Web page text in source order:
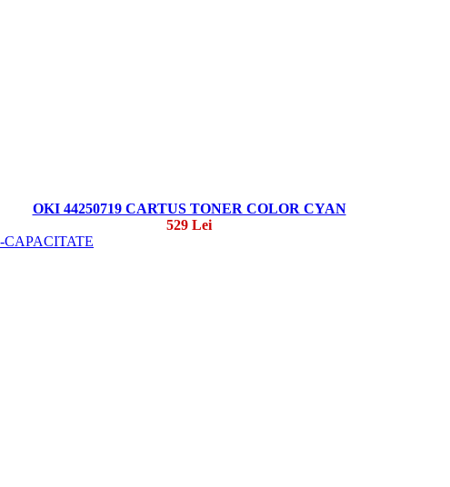
OKI 44250719 CARTUS TONER COLOR CYAN
529 Lei